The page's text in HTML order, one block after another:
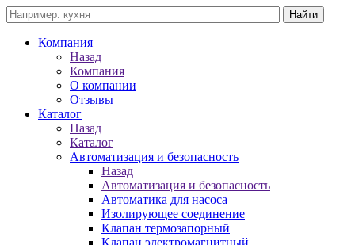
Компания
Назад
Компания
О компании
Отзывы
Каталог
Назад
Каталог
Автоматизация и безопасность
Назад
Автоматизация и безопасность
Автоматика для насоса
Изолирующее соединение
Клапан термозапорный
Клапан электромагнитный